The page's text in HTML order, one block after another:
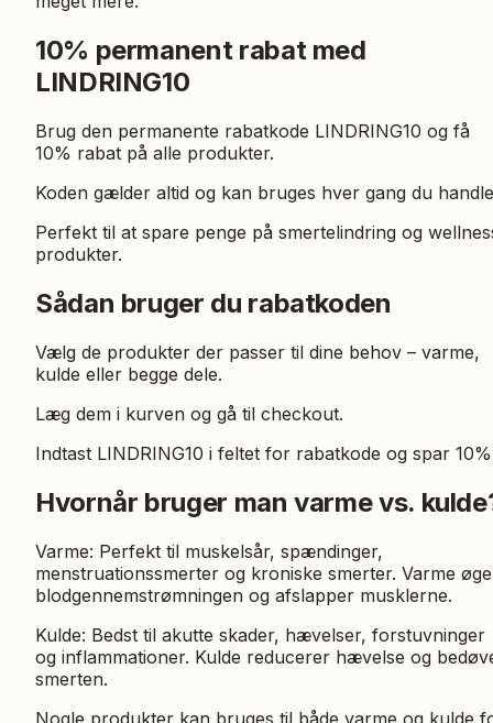
10% permanent rabat med
LINDRING10
Brug den permanente rabatkode LINDRING10 og få
10% rabat på alle produkter.
Koden gælder altid og kan bruges hver gang du
Perfekt til at spare penge på smertelindring og
produkter.
Sådan bruger du rabatkoden
Vælg de produkter der passer til dine behov – varme,
kulde eller begge dele.
Læg dem i kurven og gå til checkout.
Indtast LINDRING10 i feltet for rabatkode og spar
Hvornår bruger man varme vs.
Varme: Perfekt til muskelsår, spændinger,
menstruationssmerter og kroniske smerter. Varme
blodgennemstrømningen og afslapper musklerne.
Kulde: Bedst til akutte skader, hævelser, forstuvninger
og inflammationer. Kulde reducerer hævelse og
smerten.
Nogle produkter kan bruges til både varme og kulde